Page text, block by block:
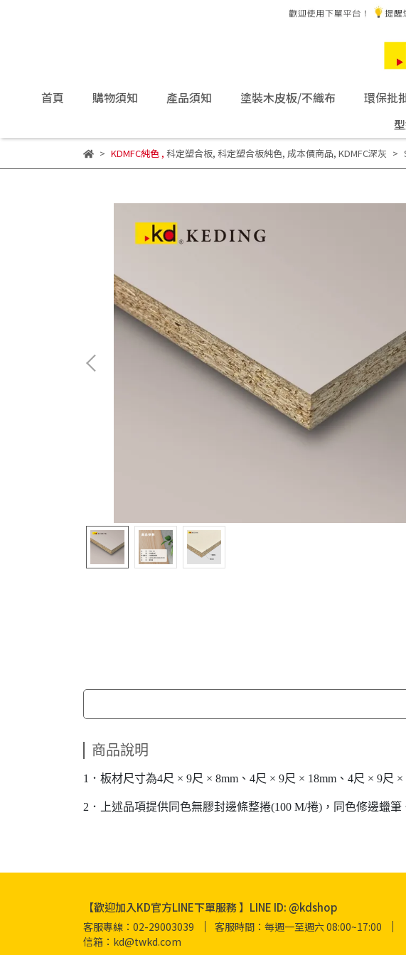
首頁 購物須知 產品須知 塗裝木皮板/不織布 環保批
KDMFC純色, 科定塑合板, 科定塑合板純色, 成本價商品, KDMFC深灰
商品說明
1．板材尺寸為4尺 × 9尺 × 8mm、4尺 × 9尺 × 18mm、4尺 × 9尺 ×
2．上述品項提供同色無膠封邊條整捲(100 M/捲)，同色修邊蠟筆
【歡迎加入KD官方LINE下單服務 】LINE ID: @kdshop
客服專線：02-29003039
客服時間：每週一至週六 08:00~17:00
信箱：kd@twkd.com